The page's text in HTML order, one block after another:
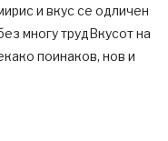
и вкус се одличен
многу трудВкусот на
поинаков, нов и